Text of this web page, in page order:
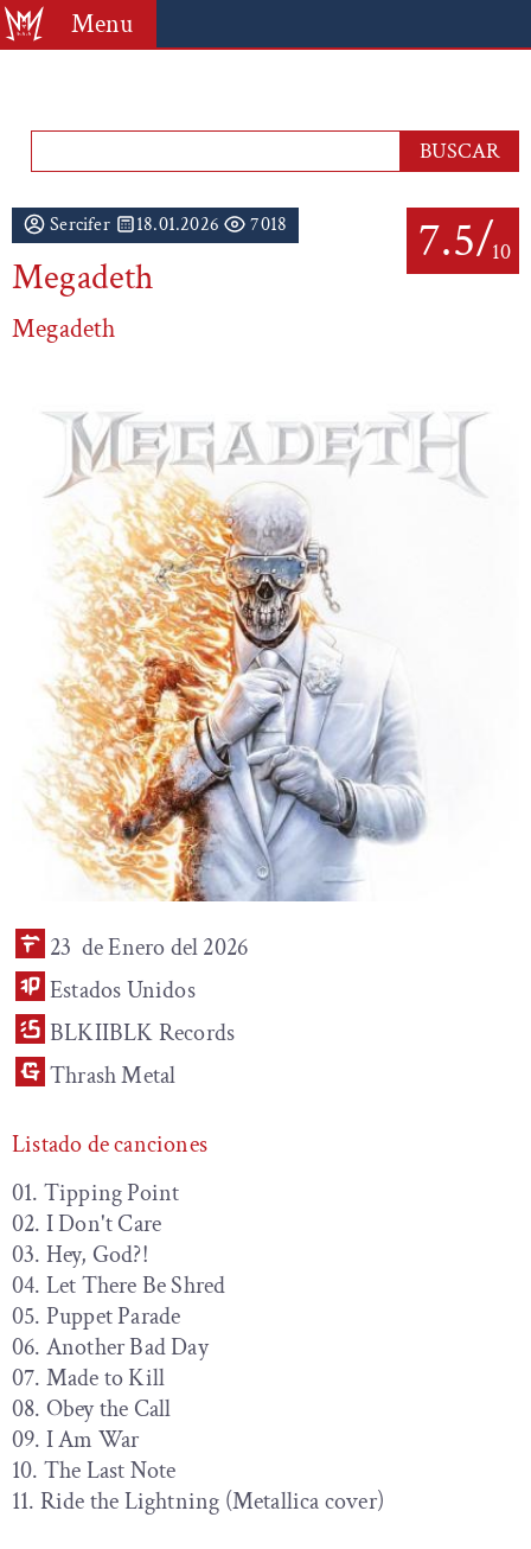
Menu
7.5/10
Sercifer 18.01.2026 7018
Megadeth
Megadeth
23 de Enero del 2026
Estados Unidos
BLKIIBLK Records
Thrash Metal
Listado de canciones
01. Tipping Point
02. I Don't Care
03. Hey, God?!
04. Let There Be Shred
05. Puppet Parade
06. Another Bad Day
07. Made to Kill
08. Obey the Call
09. I Am War
10. The Last Note
11. Ride the Lightning (Metallica cover)